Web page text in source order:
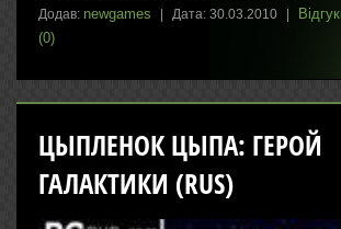
Додав: newgames Дата: 30.03.2010
(0)
ЦЫПЛЕНОК ЦЫПА: ГЕРОЙ
ГАЛАКТИКИ (RUS)